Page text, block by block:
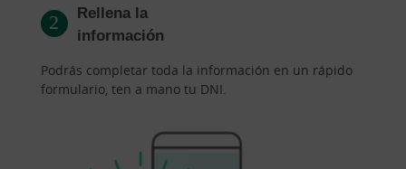
Rellena la
información
Podrás completar toda la información en un rápido
formulario, ten a mano tu DNI.